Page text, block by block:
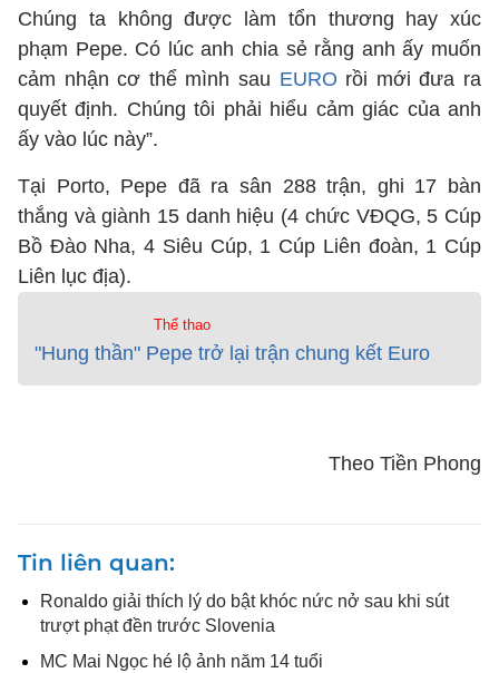
Chúng ta không được làm tổn thương hay xúc
phạm Pepe. Có lúc anh chia sẻ rằng anh ấy muốn
cảm nhận cơ thể mình sau EURO rồi mới đưa ra
quyết định. Chúng tôi phải hiểu cảm giác của anh
ấy vào lúc này”.
Tại Porto, Pepe đã ra sân 288 trận, ghi 17 bàn
thắng và giành 15 danh hiệu (4 chức VĐQG, 5 Cúp
Bồ Đào Nha, 4 Siêu Cúp, 1 Cúp Liên đoàn, 1 Cúp
Liên lục địa).
Thể thao
"Hung thần" Pepe trở lại trận chung kết Euro
Theo Tiền Phong
Tin liên quan
Ronaldo giải thích lý do bật khóc nức nở sau khi sút
trượt phạt đền trước Slovenia
MC Mai Ngọc hé lộ ảnh năm 14 tuổi